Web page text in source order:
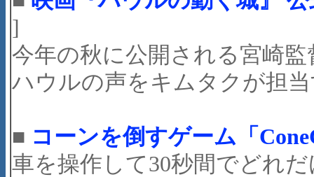
]
今年の秋に公開される宮崎
ハウルの声をキムタクが担
■ コーンを倒すゲーム「
車を操作して30秒間でどれ